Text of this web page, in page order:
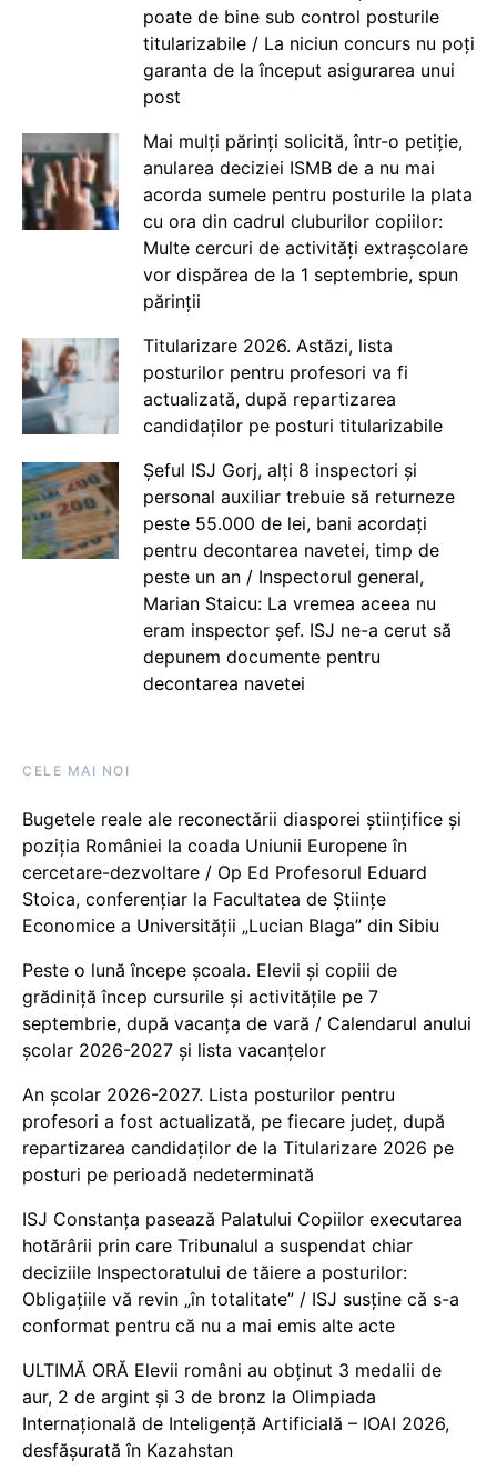
poate de bine sub control posturile
titularizabile / La niciun concurs nu poți
garanta de la început asigurarea unui
post
Mai mulți părinți solicită, într-o petiție,
anularea deciziei ISMB de a nu mai
acorda sumele pentru posturile la plata
cu ora din cadrul cluburilor copiilor:
Multe cercuri de activități extrașcolare
vor dispărea de la 1 septembrie, spun
părinții
Titularizare 2026. Astăzi, lista
posturilor pentru profesori va fi
actualizată, după repartizarea
candidaților pe posturi titularizabile
Șeful ISJ Gorj, alți 8 inspectori și
personal auxiliar trebuie să returneze
peste 55.000 de lei, bani acordați
pentru decontarea navetei, timp de
peste un an / Inspectorul general,
Marian Staicu: La vremea aceea nu
eram inspector șef. ISJ ne-a cerut să
depunem documente pentru
decontarea navetei
CELE MAI NOI
Bugetele reale ale reconectării diasporei științifice și
poziția României la coada Uniunii Europene în
cercetare-dezvoltare / Op Ed Profesorul Eduard
Stoica, conferențiar la Facultatea de Științe
Economice a Universității „Lucian Blaga” din Sibiu
Peste o lună începe școala. Elevii și copiii de
grădiniță încep cursurile și activitățile pe 7
septembrie, după vacanța de vară / Calendarul anului
școlar 2026-2027 și lista vacanțelor
An școlar 2026-2027. Lista posturilor pentru
profesori a fost actualizată, pe fiecare județ, după
repartizarea candidaților de la Titularizare 2026 pe
posturi pe perioadă nedeterminată
ISJ Constanța pasează Palatului Copiilor executarea
hotărârii prin care Tribunalul a suspendat chiar
deciziile Inspectoratului de tăiere a posturilor:
Obligațiile vă revin „în totalitate” / ISJ susține că s-a
conformat pentru că nu a mai emis alte acte
ULTIMĂ ORĂ Elevii români au obținut 3 medalii de
aur, 2 de argint și 3 de bronz la Olimpiada
Internațională de Inteligență Artificială – IOAI 2026,
desfășurată în Kazahstan